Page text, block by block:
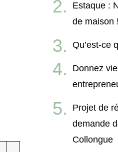
Estaque :
de maison !
Qu’est-ce
Donnez
Projet de
demande
Collongue